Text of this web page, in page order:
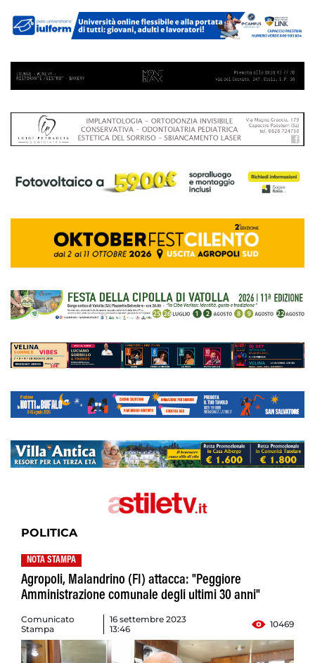
POLITICA
NOTA STAMPA
Agropoli, Malandrino (FI) attacca: "Peggiore
Amministrazione comunale degli ultimi 30 anni"
Comunicato
Stampa
16 settembre 2023
13:46
10469